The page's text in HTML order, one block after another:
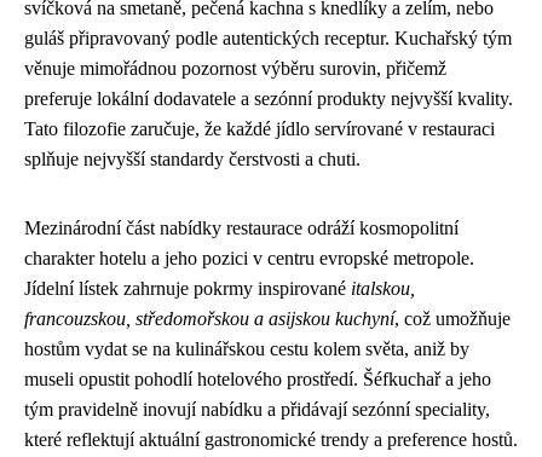
svíčková na smetaně, pečená kachna s knedlíky a zelím, nebo
guláš připravovaný podle autentických receptur. Kuchařský tým
věnuje mimořádnou pozornost výběru surovin, přičemž
preferuje lokální dodavatele a sezónní produkty nejvyšší kvality.
Tato filozofie zaručuje, že každé jídlo servírované v restauraci
splňuje nejvyšší standardy čerstvosti a chuti.
Mezinárodní část nabídky restaurace odráží kosmopolitní
charakter hotelu a jeho pozici v centru evropské metropole.
Jídelní lístek zahrnuje pokrmy inspirované italskou,
francouzskou, středomořskou a asijskou kuchyní, což umožňuje
hostům vydat se na kulinářskou cestu kolem světa, aniž by
museli opustit pohodlí hotelového prostředí. Šéfkuchař a jeho
tým pravidelně inovují nabídku a přidávají sezónní speciality,
které reflektují aktuální gastronomické trendy a preference hostů.